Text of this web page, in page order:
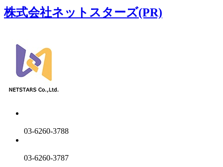
株式会社ネットスターズ(PR)
03-6260-3788
03-6260-3787